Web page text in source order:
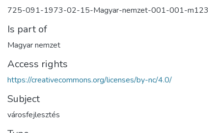
725-091-1973-02-15-Magyar-nemzet-001-001-m123
Is part of
Magyar nemzet
Access rights
https://creativecommons.org/licenses/by-nc/4.0/
Subject
városfejlesztés